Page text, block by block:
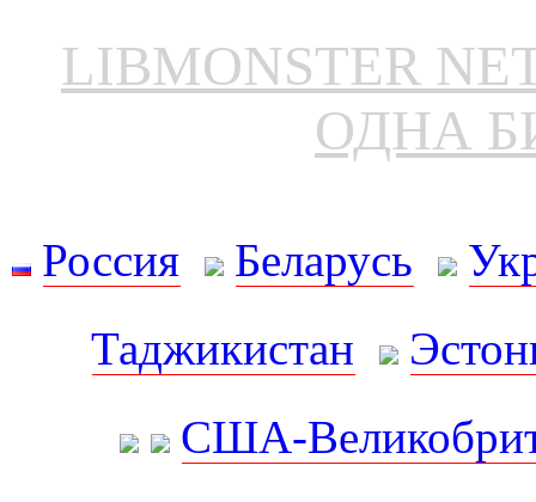
LIBMONSTER
ОДНА
Россия Беларусь
Таджикистан
США-